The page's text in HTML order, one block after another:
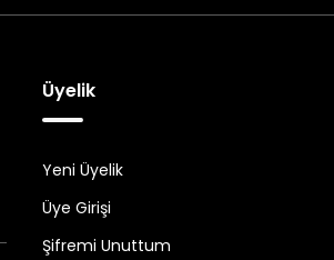
Üyelik
Yeni Üyelik
Üye Girişi
Şifremi Unuttum